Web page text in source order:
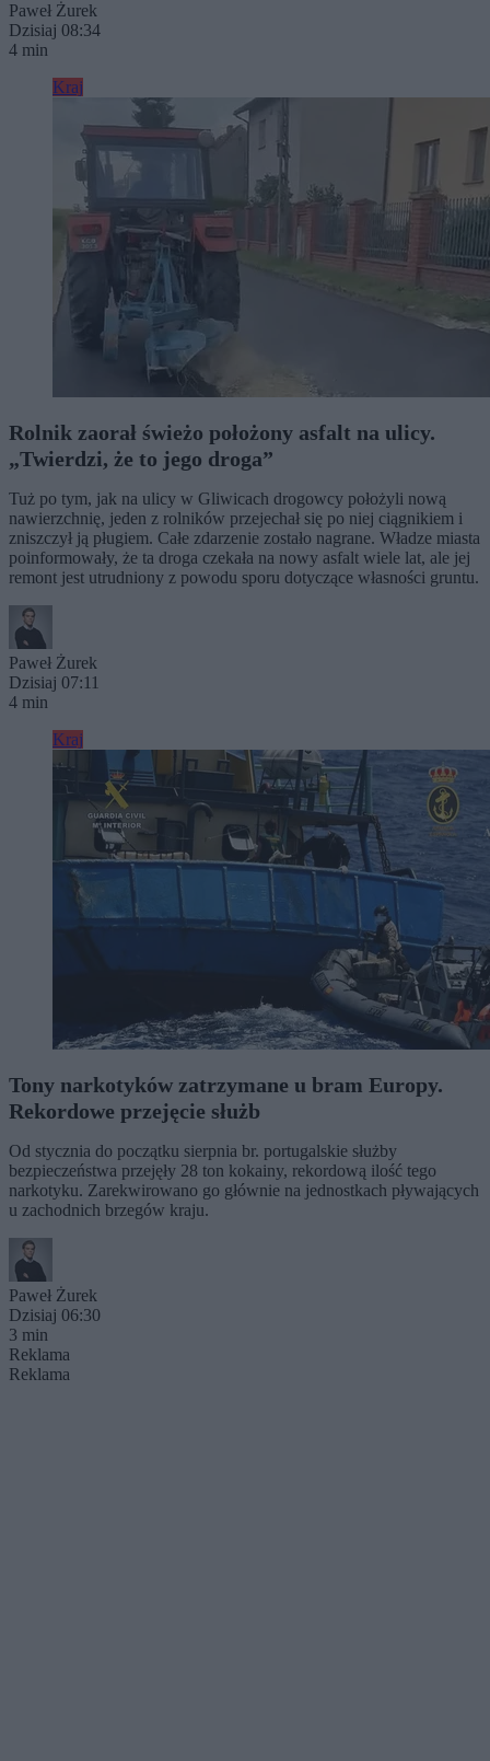
Paweł Żurek
Dzisiaj 08:34
4 min
Kraj
Rolnik zaorał świeżo położony asfalt na ulicy.
„Twierdzi, że to jego droga”
Tuż po tym, jak na ulicy w Gliwicach drogowcy położyli nową
nawierzchnię, jeden z rolników przejechał się po niej ciągnikiem i
zniszczył ją pługiem. Całe zdarzenie zostało nagrane. Władze miasta
poinformowały, że ta droga czekała na nowy asfalt wiele lat, ale jej
remont jest utrudniony z powodu sporu dotyczące własności gruntu.
Paweł Żurek
Dzisiaj 07:11
4 min
Kraj
Tony narkotyków zatrzymane u bram Europy.
Rekordowe przejęcie służb
Od stycznia do początku sierpnia br. portugalskie służby
bezpieczeństwa przejęły 28 ton kokainy, rekordową ilość tego
narkotyku. Zarekwirowano go głównie na jednostkach pływających
u zachodnich brzegów kraju.
Paweł Żurek
Dzisiaj 06:30
3 min
Reklama
Reklama